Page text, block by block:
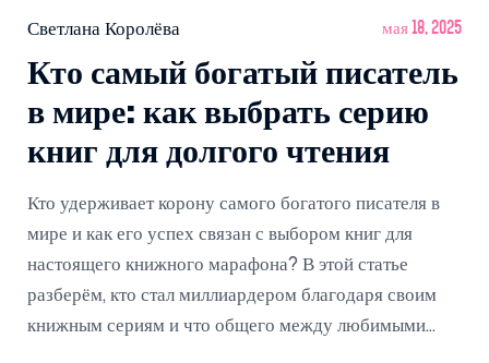
Светлана Королёва мая 18, 2025
Кто самый богатый писатель
в мире: как выбрать серию
книг для долгого чтения
Кто удерживает корону самого богатого писателя в
мире и как его успех связан с выбором книг для
настоящего книжного марафона? В этой статье
разберём, кто стал миллиардером благодаря своим
книжным сериям и что общего между любимыми